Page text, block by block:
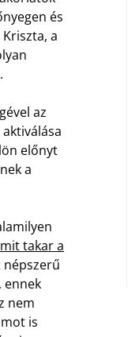
és
a
az
előnyt
a
takar a
népszerű
ennek
nem
is